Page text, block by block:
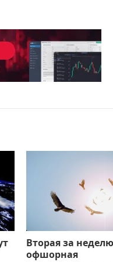
Вторая за неделю
офшорная